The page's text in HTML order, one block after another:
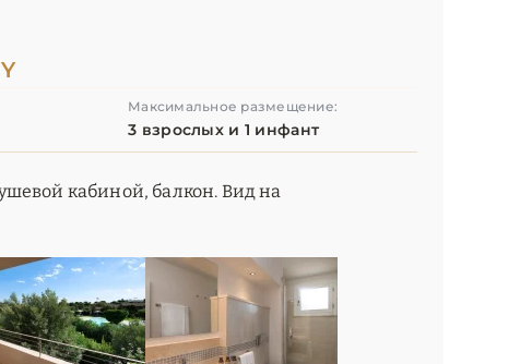
Максимальное размещение:
3 взрослых и 1 инфант
кабиной, балкон. Вид на